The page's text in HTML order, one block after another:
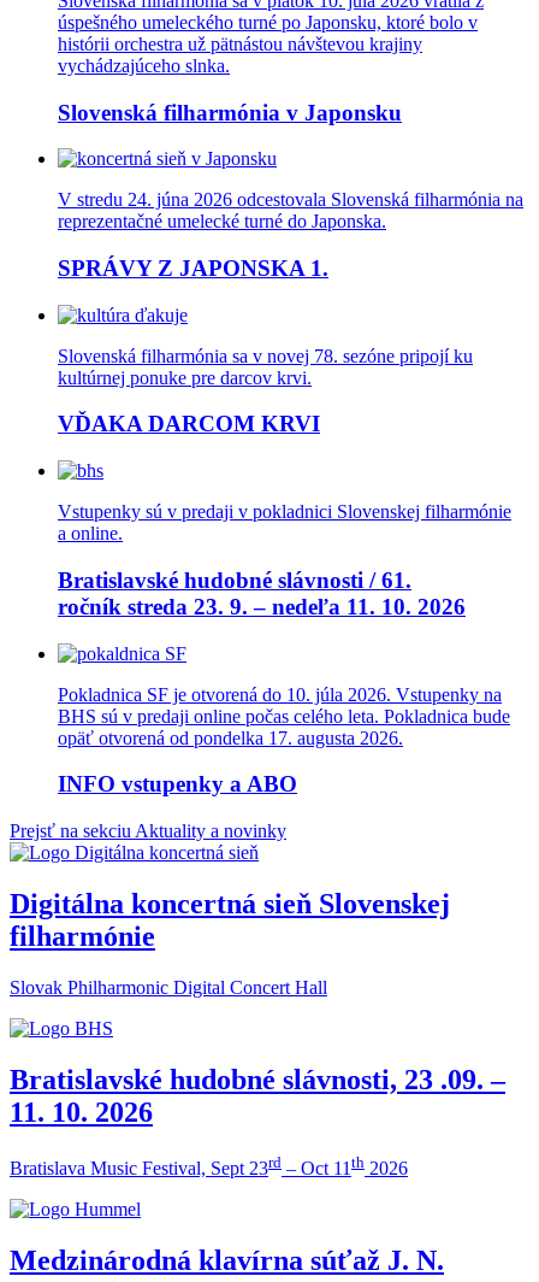
úspešného umeleckého turné po Japonsku, ktoré bolo v
histórii orchestra už pätnástou návštevou krajiny
vychádzajúceho slnka.
Slovenská filharmónia v Japonsku
V stredu 24. júna 2026 odcestovala Slovenská filharmónia na
reprezentačné umelecké turné do Japonska.
SPRÁVY Z JAPONSKA 1.
Slovenská filharmónia sa v novej 78. sezóne pripojí ku
kultúrnej ponuke pre darcov krvi.
VĎAKA DARCOM KRVI
Vstupenky sú v predaji v pokladnici Slovenskej filharmónie
a online.
Bratislavské hudobné slávnosti / 61.
ročník streda 23. 9. – nedeľa 11. 10. 2026
Pokladnica SF je otvorená do 10. júla 2026. Vstupenky na
BHS sú v predaji online počas celého leta. Pokladnica bude
opäť otvorená od pondelka 17. augusta 2026.
INFO vstupenky a ABO
Prejsť na sekciu Aktuality a novinky
Digitálna koncertná sieň Slovenskej
filharmónie
Slovak Philharmonic Digital Concert Hall
Bratislavské hudobné slávnosti, 23 .09. –
11. 10. 2026
Bratislava Music Festival, Sept 23rd – Oct 11 th 2026
Medzinárodná klavírna súťaž J. N.